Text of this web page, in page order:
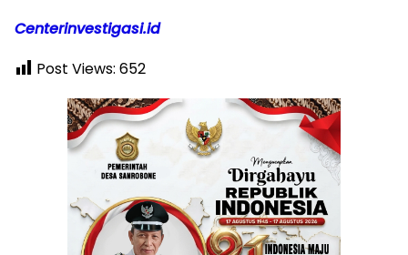
Centerinvestigasi.id
Post Views: 652